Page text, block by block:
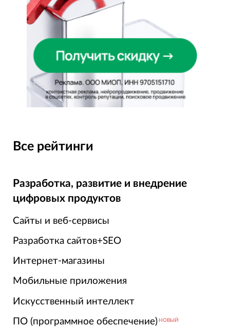
Все рейтинги
Разработка, развитие и внедрение
цифровых продуктов
Сайты и веб-сервисы
Разработка сайтов+SEO
Интернет-магазины
Мобильные приложения
Искусственный интеллект
ПО (программное обеспечение) НОВЫЙ